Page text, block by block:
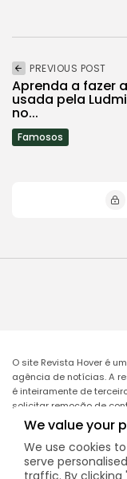
We value your
We use cookies
serve
traffic. By clicking
PREVIOUS POST
Aprenda a fazer
usada pela
no...
Famosos
O site Revista Hover é
agência de notícias. A
é inteiramente de
solicitar remoção de
o link da matéria a ser